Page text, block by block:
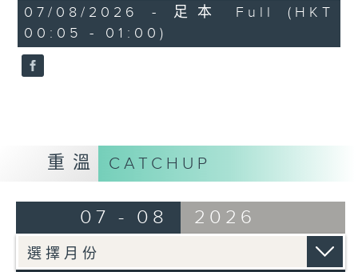
55
minutes,
0
seconds
07/08/2026 - 足本 Full (HKT
00:05 - 01:00)
重溫 CATCHUP
07 - 08 2026